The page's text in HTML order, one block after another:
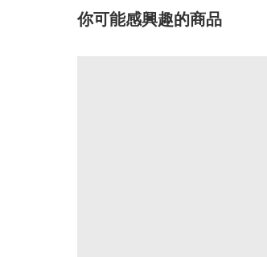
你可能感興趣的商品